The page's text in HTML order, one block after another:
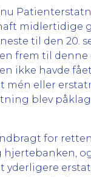
midlertidige
til den 20.
frem til
ikke havde
mén eller
blev
for
yderligere